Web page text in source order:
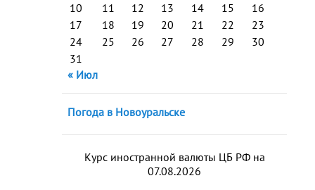
10
11 12 13 14 15
16
17
18 19 20 21 22
23
24
25 26 27 28 29
30
31
« Июл
Погода в Новоуральске
Курс иностранной валюты ЦБ РФ на
07.08.2026